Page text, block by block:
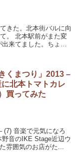
きた。北本街バルに向
。 北本駅前がまた変
来てました。ちょっ
くまつり」2013 –
北本トマトカレ
買ってみた
(7) 音楽で元気になろ
音のIKE Stage近辺ウ
雰囲気のお店がた...